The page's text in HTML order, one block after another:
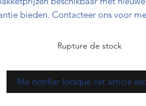
bieden. Contacteer ons voor
Rupture de stock
Me notifier lorsque cet article est